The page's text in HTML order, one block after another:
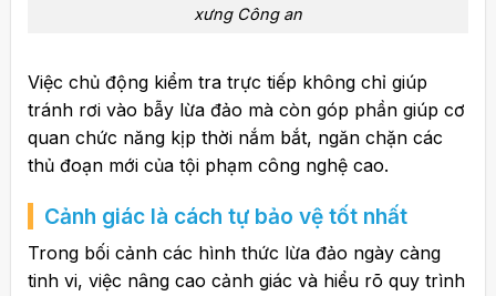
xưng Công an
Việc chủ động kiểm tra trực tiếp không chỉ giúp
tránh rơi vào bẫy lừa đảo mà còn góp phần giúp cơ
quan chức năng kịp thời nắm bắt, ngăn chặn các
thủ đoạn mới của tội phạm công nghệ cao.
Cảnh giác là cách tự bảo vệ tốt nhất
Trong bối cảnh các hình thức lừa đảo ngày càng
tinh vi, việc nâng cao cảnh giác và hiểu rõ quy trình